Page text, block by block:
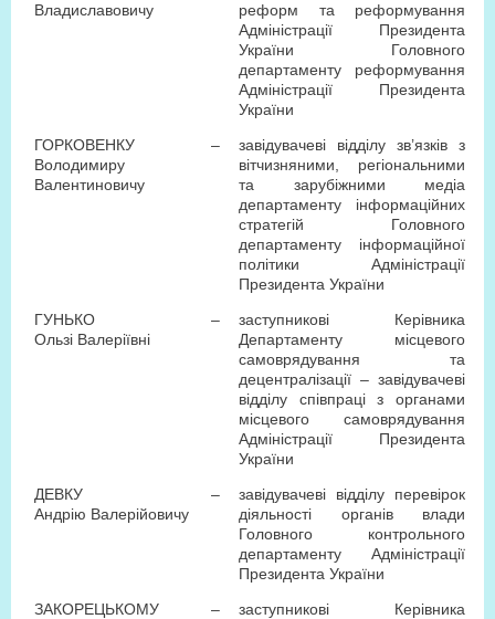
Владиславовичу
реформ та реформування
Адміністрації Президента
України Головного
департаменту реформування
Адміністрації Президента
України
ГОРКОВЕНКУ
Володимиру
Валентиновичу
–
завідувачеві відділу зв’язків з
вітчизняними, регіональними
та зарубіжними медіа
департаменту інформаційних
стратегій Головного
департаменту інформаційної
політики Адміністрації
Президента України
ГУНЬКО
Ользі Валеріївні
–
заступникові Керівника
Департаменту місцевого
самоврядування та
децентралізації – завідувачеві
відділу співпраці з органами
місцевого самоврядування
Адміністрації Президента
України
ДЕВКУ
Андрію Валерійовичу
–
завідувачеві відділу перевірок
діяльності органів влади
Головного контрольного
департаменту Адміністрації
Президента України
ЗАКОРЕЦЬКОМУ
–
заступникові Керівника